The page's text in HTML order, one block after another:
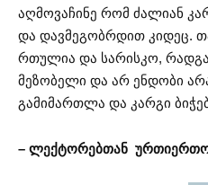
აღმოვაჩინე რომ ძალიან
და დავმეგობრდით კიდეც.
რთულია და სარისკო,
მეზობელი და არ ენდობი
გამიმართლა და კარგი
– ლექტორებთან